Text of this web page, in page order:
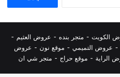
الكويت - متجر بنده - عروض العثيم -
- عروض التميمي - موقع نون - عروض
الراية - موقع حراج - متجر شي ان